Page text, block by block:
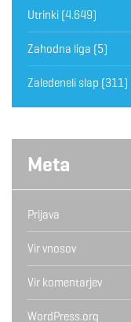
Utrinki (4.649)
Zahodna liga (5)
Zaledeneli slap (311)
Meta
Prijava
Vir vnosov
Vir komentarjev
WordPress.org